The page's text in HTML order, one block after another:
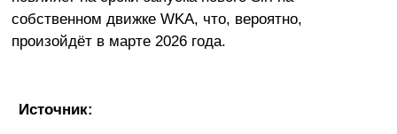
собственном движке WKA, что, вероятно,
произойдёт в марте 2026 года.
Источник: